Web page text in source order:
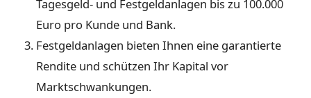
Tagesgeld- und Festgeldanlagen bis zu 100.000
Euro pro Kunde und Bank.
Festgeldanlagen bieten Ihnen eine garantierte
Rendite und schützen Ihr Kapital vor
Marktschwankungen.